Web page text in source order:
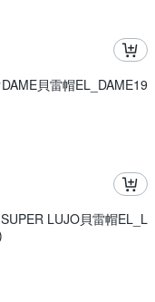
貝雷帽EL_DAME19
LUJO貝雷帽EL_L